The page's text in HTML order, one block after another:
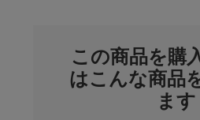
この商品を購
はこんな商品
ます